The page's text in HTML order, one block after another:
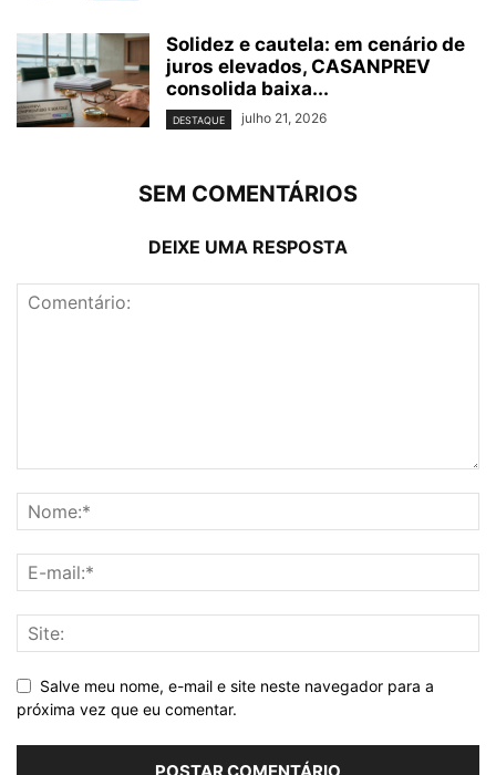
Solidez e cautela: em cenário de
juros elevados, CASANPREV
consolida baixa...
DESTAQUE julho 21, 2026
SEM COMENTÁRIOS
DEIXE UMA RESPOSTA
Salve meu nome, e-mail e site neste navegador para a
próxima vez que eu comentar.